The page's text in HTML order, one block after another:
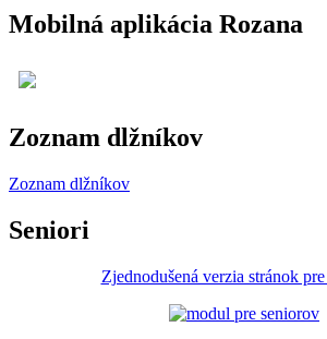
Mobilná aplikácia Rozana
Zoznam dlžníkov
Zoznam dlžníkov
Seniori
Zjednodušená verzia stránok